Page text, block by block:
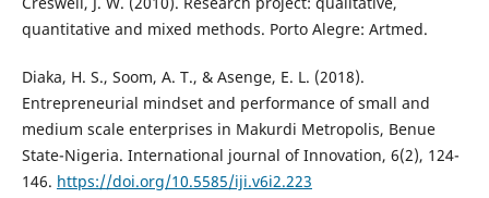
quantitative and mixed methods. Porto Alegre: Artmed.
Diaka, H. S., Soom, A. T., & Asenge, E. L. (2018).
Entrepreneurial mindset and performance of small and
medium scale enterprises in Makurdi Metropolis, Benue
State-Nigeria. International journal of Innovation, 6(2), 124-
146. https://doi.org/10.5585/iji.v6i2.223